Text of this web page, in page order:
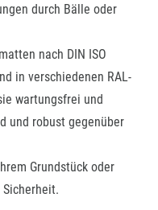
durch Bälle oder
nach DIN ISO
in verschiedenen RAL-
wartungsfrei und
und robust gegenüber
Grundstück oder